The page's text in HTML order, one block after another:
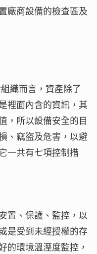
廠商設備的檢查區及
織而言，資產除了
裡面內含的資訊，其
，所以設備安全的目
、竊盜及危害，以避
一共有七項控制措
置、保護、監控，以
是受到未經授權的存
的環境溫溼度監控，